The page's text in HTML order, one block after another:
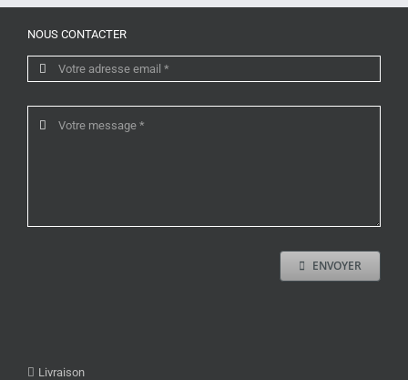
NOUS CONTACTER
ENVOYER
Livraison